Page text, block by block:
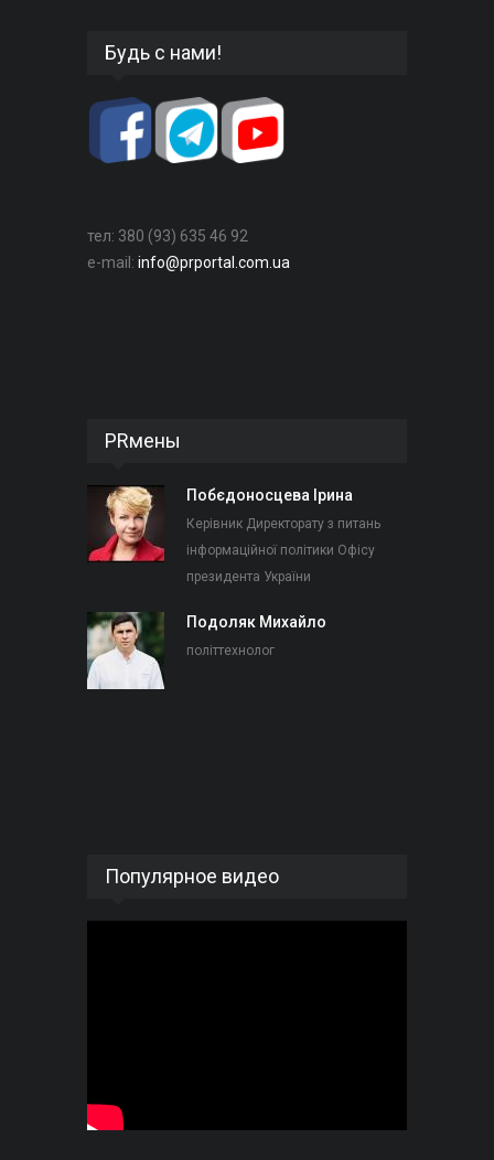
Будь с нами!
тел: 380 (93) 635 46 92
e-mail: info@prportal.com.ua
PRмены
Побєдоносцева Ірина
Керівник Директорату з питань
інформаційної політики Офісу
президента України
Подоляк Михайло
політтехнолог
Популярное видео